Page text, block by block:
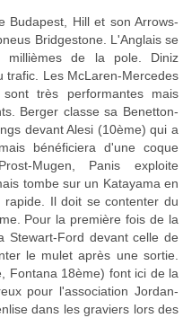
Budapest, Hill et son Arrows-
Bridgestone. L'Anglais se
millièmes de la pole. Diniz
trafic. Les McLaren-Mercedes
très performantes mais
Berger classe sa Benetton-
devant Alesi (10ème) qui a
bénéficiera d'une coque
Mugen, Panis exploite
tombe sur un Katayama en
Il doit se contenter du
Pour la première fois de la
Stewart-Ford devant celle de
le mulet après une sortie.
Fontana 18ème) font ici de la
pour l'association Jordan-
dans les graviers lors des